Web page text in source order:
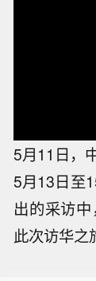
5月11日，
5月13日至
出的采访
此次访华之